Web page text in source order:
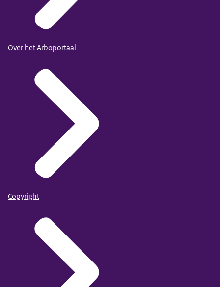
Over het Arboportaal
Copyright